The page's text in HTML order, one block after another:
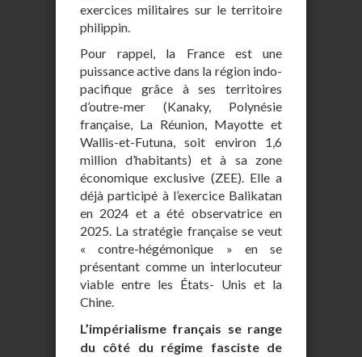
exercices militaires sur le territoire
philippin.
Pour rappel, la France est une
puissance active dans la région indo-
pacifique grâce à ses territoires
d’outre-mer (Kanaky, Polynésie
française, La Réunion, Mayotte et
Wallis-et-Futuna, soit environ 1,6
million d’habitants) et à sa zone
économique exclusive (ZEE). Elle a
déjà participé à l’exercice Balikatan
en 2024 et a été observatrice en
2025. La stratégie française se veut
« contre-hégémonique » en se
présentant comme un interlocuteur
viable entre les États- Unis et la
Chine.
L’impérialisme français se range
du côté du régime fasciste de